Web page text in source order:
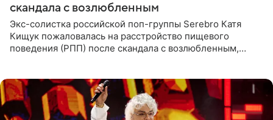
скандала с возлюбленным
Экс-солистка российской поп-группы Serebro Катя
Кищук пожаловалась на расстройство пищевого
поведения (РПП) после скандала с возлюбленным,